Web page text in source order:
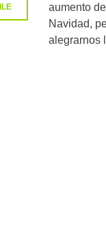
aumento
Navidad,
alegrarnos